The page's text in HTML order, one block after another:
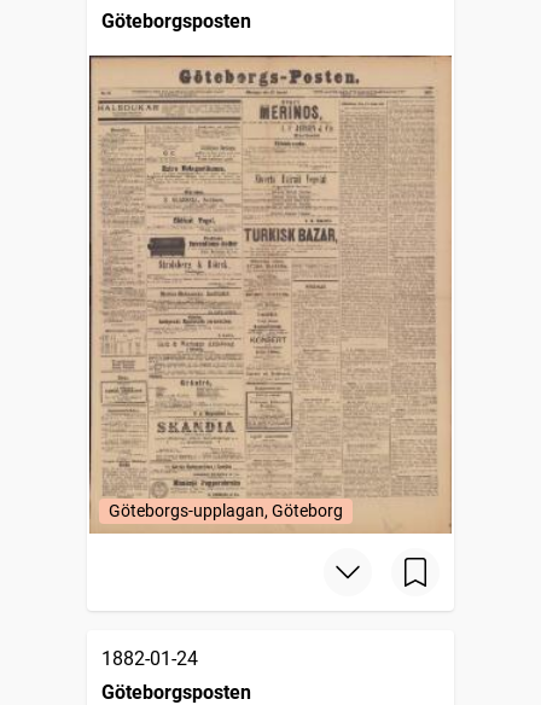
Göteborgsposten
Göteborgs-upplagan, Göteborg
1882-01-24
Göteborgsposten